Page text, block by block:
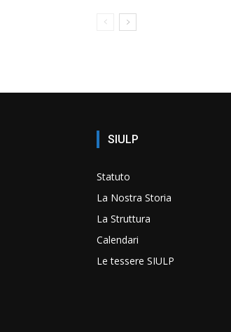
SIULP
Statuto
La Nostra Storia
La Struttura
Calendari
Le tessere SIULP